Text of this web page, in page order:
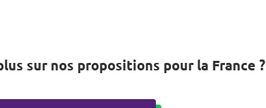
sur nos propositions pour la France ?